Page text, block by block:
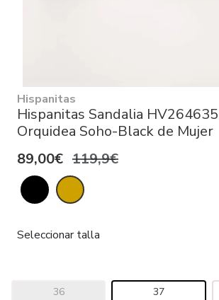
Hispanitas
Hispanitas Sandalia HV264635
Orquidea Soho-Black de Mujer
89,00€ 119,9€
Seleccionar talla
36 37